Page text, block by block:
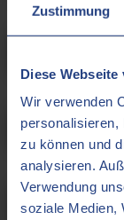
Zustimmung
Diese
Wir verwenden
personalisieren,
zu können und
analysieren.
Verwendung
soziale Medien,

